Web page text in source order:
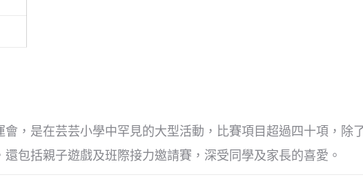
，是在芸芸小學中罕見的大型活動，比賽項目超過四十項，除
包括親子遊戲及班際接力邀請賽，深受同學及家長的喜愛。